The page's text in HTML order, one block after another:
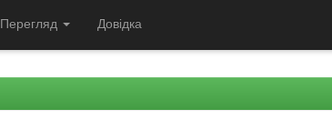
Перегляд Довідка